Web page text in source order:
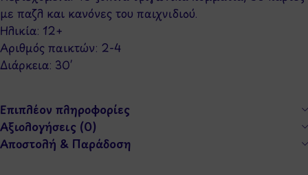
με παζλ και κανόνες του παιχνιδιού.
Ηλικία: 12+
Αριθμός παικτών: 2-4
Διάρκεια: 30′
Επιπλέον πληροφορίες
Αξιολογήσεις (0)
Αποστολή & Παράδοση